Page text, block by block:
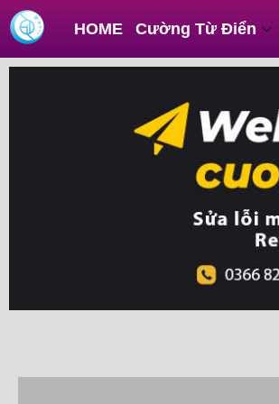
Skip
to
content
HOME Cường Từ Điển